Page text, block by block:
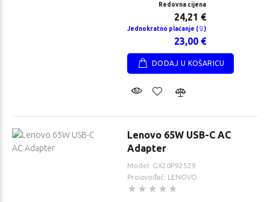
Redovna cijena
24,21 €
Jednokratno plaćanje ( )
23,00 €
DODAJ U KOŠARICU
Lenovo 65W USB-C AC
Adapter
Model: GX20P92529
Proizvođač: LENOVO